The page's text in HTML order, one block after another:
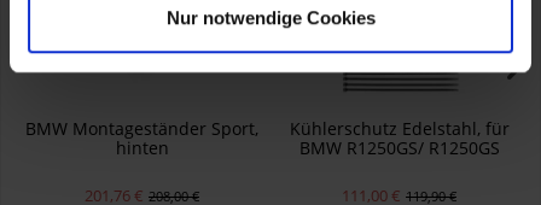
Nur notwendige Cookies
BMW Montageständer Sport,
hinten
201,76 € 208,00 €
Kühlerschutz Edelstahl, für
BMW R1250GS/ R1250GS
111,00 € 119,90 €